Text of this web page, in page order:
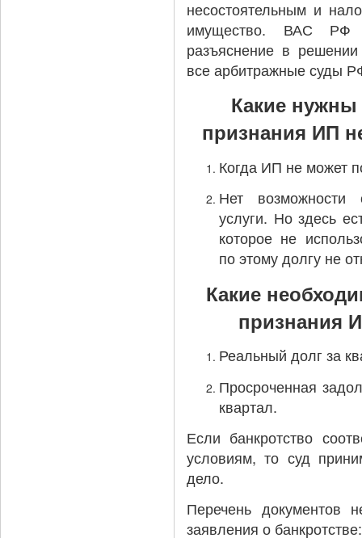
несостоятельным и
имущество. ВАС
разъяснение в
все арбитражные суды
Какие
признания ИП
Когда ИП не может
Нет возможности
услуги. Но здесь
которое не
по этому долгу не
Какие
признания
Реальный долг за
Просроченная
квартал.
Если банкротство
условиям, то суд
дело.
Перечень документов
заявления о банкротстве: